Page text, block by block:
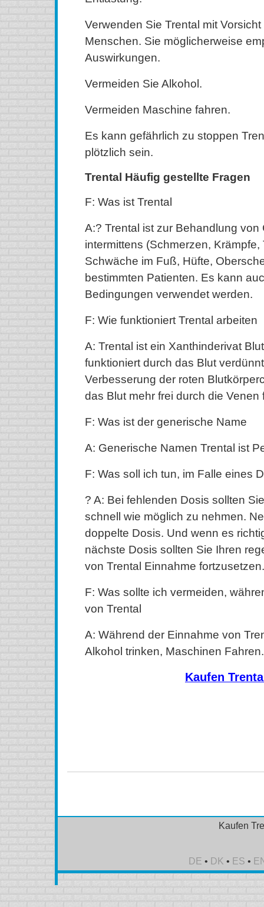
Verwenden Sie Trental mit
Menschen. Sie möglicherweise
Auswirkungen.
Vermeiden Sie Alkohol.
Vermeiden Maschine fahren.
Es kann gefährlich zu stoppen
plötzlich sein.
Trental Häufig gestellte Fragen
F: Was ist Trental
A:? Trental ist zur Behandlung von
intermittens (Schmerzen, Krämpfe,
Schwäche im Fuß, Hüfte,
bestimmten Patienten. Es kann
Bedingungen verwendet werden.
F: Wie funktioniert Trental arbeiten
A: Trental ist ein Xanthinderivat
funktioniert durch das Blut
Verbesserung der roten
das Blut mehr frei durch die Venen
F: Was ist der generische Name
A: Generische Namen Trental ist
F: Was soll ich tun, im Falle eines
? A: Bei fehlenden Dosis sollten
schnell wie möglich zu nehmen.
doppelte Dosis. Und wenn es
nächste Dosis sollten Sie Ihren
von Trental Einnahme fortzusetzen.
F: Was sollte ich vermeiden,
von Trental
A: Während der Einnahme von
Alkohol trinken, Maschinen Fahren.
Kaufen
Kaufen
DE • DK • ES •